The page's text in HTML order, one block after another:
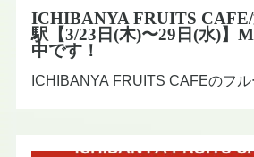
ICHIBANYA FRUITS
駅【3/23日(木)〜29日(水)】
中です！
ICHIBANYA FRUITS CAFEのフ
Meets Sweets情報はこちらから。